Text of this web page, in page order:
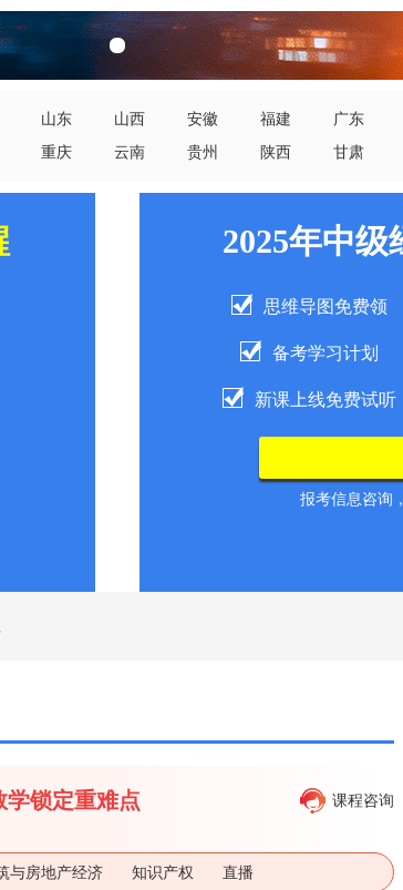
山东 山西 安徽 福建 广东
重庆 云南 贵州 陕西 甘肃
2025年中
思维导图免费领
备考学习计划
新课上线免费试听
报考信息咨询
学锁定重难点 课程咨询
与房地产经济 知识产权 直播